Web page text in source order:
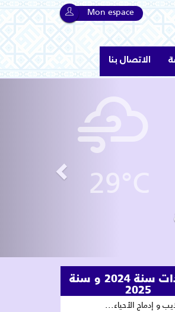
Mon espace
الاتصال بنا
29°C
مستجدات سنة 2024 و سنة
2025
و إدماج الأحياء...